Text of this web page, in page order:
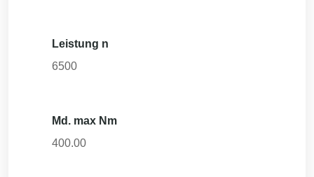
Leistung n
6500
Md. max Nm
400.00